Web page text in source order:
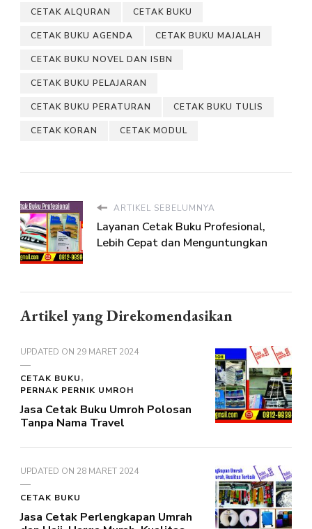
CETAK ALQURAN CETAK BUKU
CETAK BUKU AGENDA CETAK BUKU MAJALAH
CETAK BUKU NOVEL DAN ISBN
CETAK BUKU PELAJARAN
CETAK BUKU PERATURAN CETAK BUKU TULIS
CETAK KORAN CETAK MODUL
ARTIKEL SEBELUMNYA
Layanan Cetak Buku Profesional,
Lebih Cepat dan Menguntungkan
Artikel yang Direkomendasikan
UPDATED ON 29 MARET 2024
CETAK BUKU
PERNAK PERNIK UMROH
Jasa Cetak Buku Umroh Polosan
Tanpa Nama Travel
UPDATED ON 28 MARET 2024
CETAK BUKU
Jasa Cetak Perlengkapan Umrah